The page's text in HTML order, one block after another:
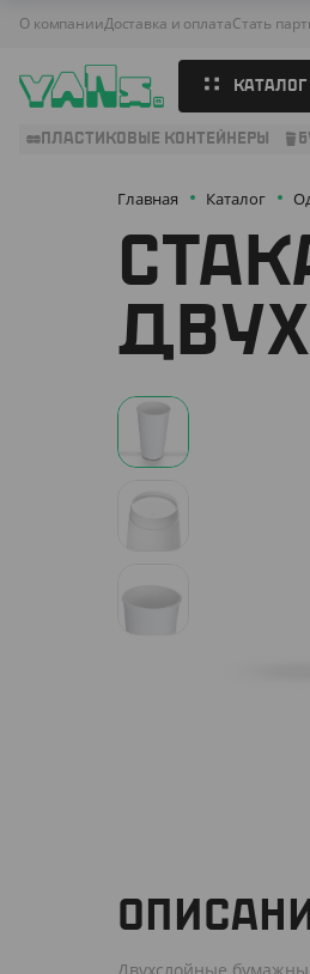
О компанииДоставка и оплатаСтать
КАТАЛОГ
ПЛАСТИКОВЫЕ КОНТЕЙНЕРЫ
Главная Каталог